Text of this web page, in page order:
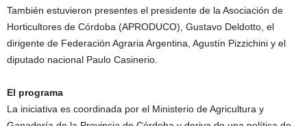
También estuvieron presentes el presidente de la Asociación de
Horticultores de Córdoba (APRODUCO), Gustavo Deldotto, el
dirigente de Federación Agraria Argentina, Agustín Pizzichini y el
diputado nacional Paulo Casinerio.
El programa
La iniciativa es coordinada por el Ministerio de Agricultura y